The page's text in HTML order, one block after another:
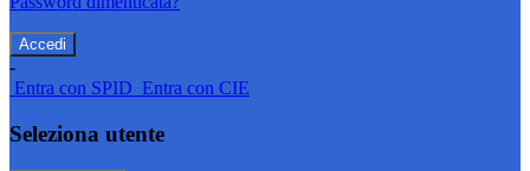
-
Entra con SPID Entra con CIE
Seleziona utente